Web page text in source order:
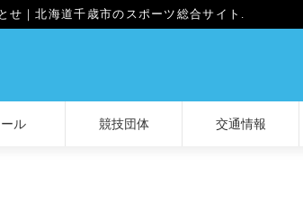
せ｜北海道千歳市のスポーツ総合サイト.
ル 競技団体 交通情報